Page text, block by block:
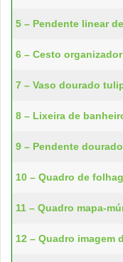
5 – Pendente linear
6 – Cesto
7 – Vaso dourado
8 – Lixeira de
9 – Pendente
10 – Quadro de
11 – Quadro mapa-
12 – Quadro imagem